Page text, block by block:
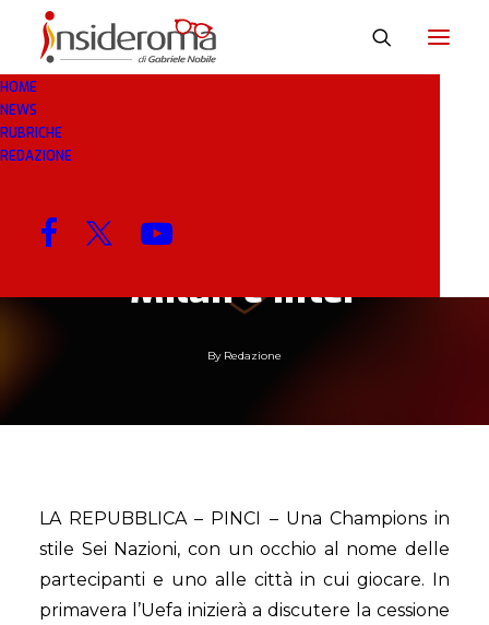
HOME
NEWS
RUBRICHE
REDAZIONE
15 GEN 2019
Champions a inviti: il
piano che lega Juve,
Milan e Inter
By Redazione
LA REPUBBLICA – PINCI – Una Champions in
stile Sei Nazioni, con un occhio al nome delle
partecipanti e uno alle città in cui giocare. In
primavera l’Uefa inizierà a discutere la cessione